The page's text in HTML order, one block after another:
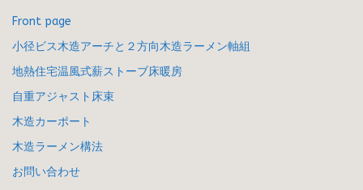
Front page
小径ビス木造アーチと２方向木造ラーメン軸組
地熱住宅温風式薪ストーブ床暖房
自重アジャスト床束
木造カーポート
木造ラーメン構法
お問い合わせ